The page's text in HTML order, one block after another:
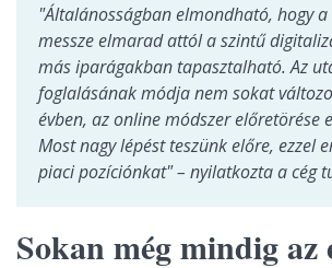
"Általánosságban elmondható, hogy
messze elmarad attól a szintű
más iparágakban tapasztalható. Az
foglalásának módja nem sokat
évben, az online módszer előretörése
Most nagy lépést teszünk előre, ezzel
piaci pozíciónkat" – nyilatkozta a cég
Sokan még mindig az